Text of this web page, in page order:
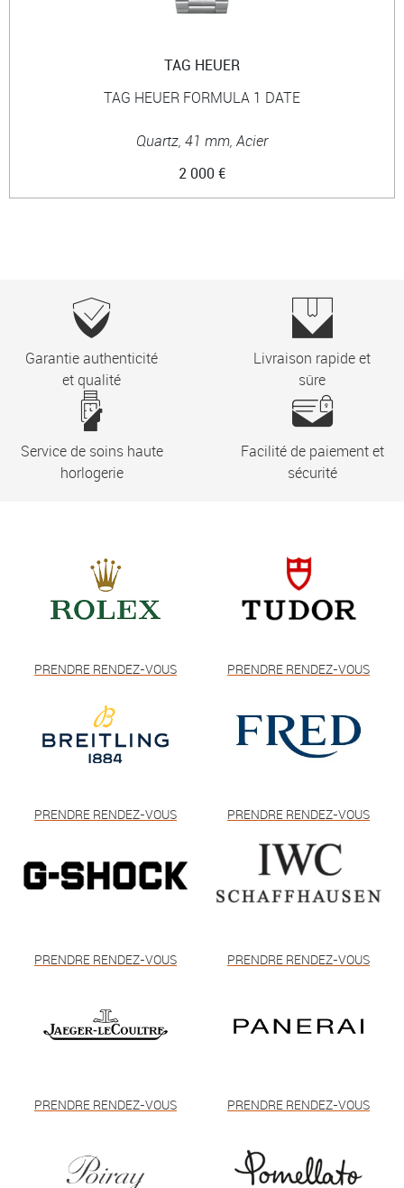
TAG HEUER
TAG HEUER FORMULA 1 DATE
Quartz, 41 mm, Acier
2 000 €
Garantie authenticité
et qualité
Livraison rapide et
sûre
Service de soins haute
horlogerie
Facilité de paiement et
sécurité
PRENDRE RENDEZ-VOUS PRENDRE RENDEZ-VOUS
PRENDRE RENDEZ-VOUS PRENDRE RENDEZ-VOUS
PRENDRE RENDEZ-VOUS PRENDRE RENDEZ-VOUS
PRENDRE RENDEZ-VOUS PRENDRE RENDEZ-VOUS